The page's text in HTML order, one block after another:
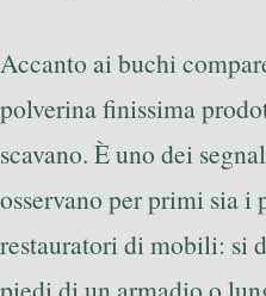
Accanto ai buchi
polverina finissima
scavano. È uno dei
osservano per primi sia i
restauratori di mobili: si